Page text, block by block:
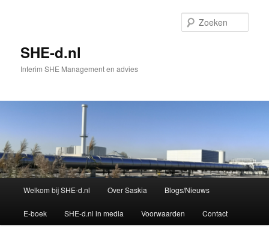
inhoudSHE-d.nl
Interim SHE Management en advies
Welkom bij SHE-d.nl Over Saskia Blogs/Nieuws
E-boek SHE-d.nl in media Voorwaarden Contact